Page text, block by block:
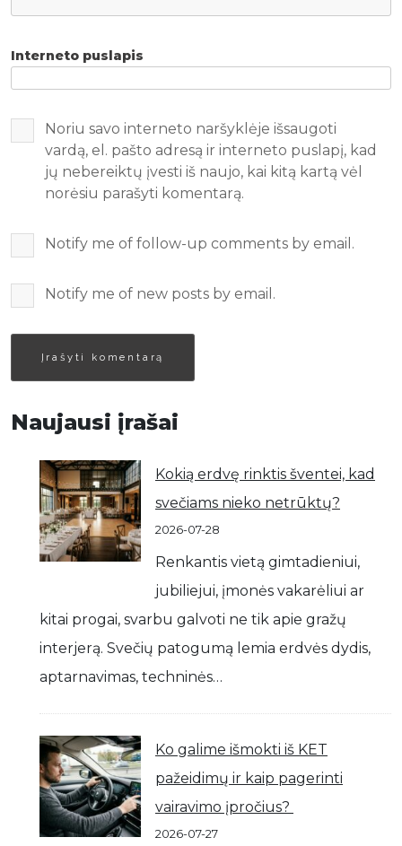
Interneto puslapis
Noriu savo interneto naršyklėje išsaugoti
vardą, el. pašto adresą ir interneto puslapį, kad
jų nebereiktų įvesti iš naujo, kai kitą kartą vėl
norėsiu parašyti komentarą.
Notify me of follow-up comments by email.
Notify me of new posts by email.
Naujausi įrašai
Kokią erdvę rinktis šventei, kad
svečiams nieko netrūktų?
2026-07-28
Renkantis vietą gimtadieniui,
jubiliejui, įmonės vakarėliui ar
kitai progai, svarbu galvoti ne tik apie gražų
interjerą. Svečių patogumą lemia erdvės dydis,
aptarnavimas, techninės…
Ko galime išmokti iš KET
pažeidimų ir kaip pagerinti
vairavimo įpročius?
2026-07-27